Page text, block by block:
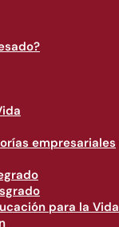
empresariales
para la Vida